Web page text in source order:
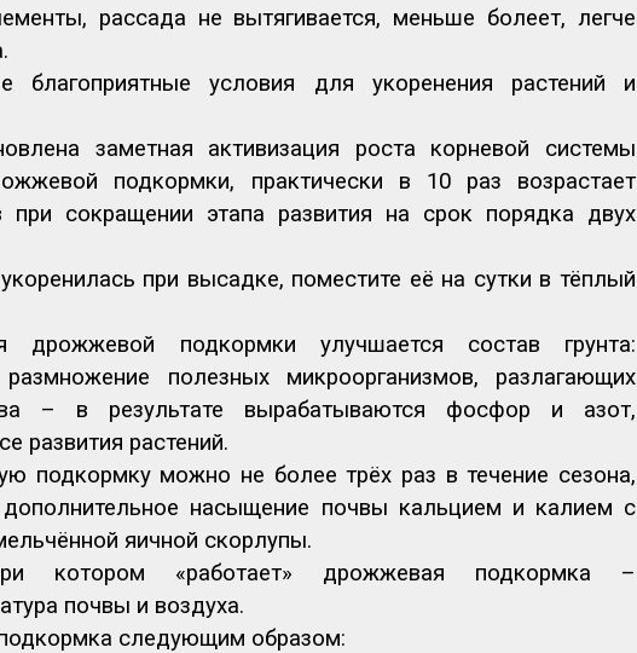
рассада не вытягивается, меньше болеет, легче
благоприятные условия для укоренения растений и
заметная активизация роста корневой системы
подкормки, практически в 10 раз возрастает
при сокращении этапа развития на срок порядка двух
при высадке, поместите её на сутки в тёплый
дрожжевой подкормки улучшается состав грунта:
полезных микроорганизмов, разлагающих
– в результате вырабатываются фосфор и азот,
развития растений.
подкормку можно не более трёх раз в течение сезона,
насыщение почвы кальцием и калием с
яичной скорлупы.
котором «работает» дрожжевая подкормка –
почвы и воздуха.
следующим образом: